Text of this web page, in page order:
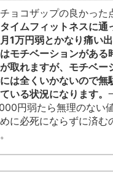
ョコザップの良かった
イムフィットネスに通
1万円弱とかなり痛い
モチベーションがある
取れますが、モチベー
は全くいかないので無
いる状況になります。
円弱たら無理のない
に必死にならずに済む